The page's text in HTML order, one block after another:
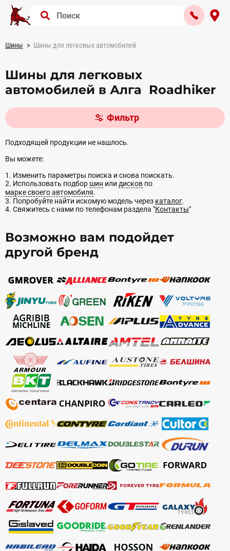
Шины Шины для легковых автомобилей
Шины для легковых
автомобилей в Алга Roadhiker
Фильтр
Подходящей продукции не нашлось.
Вы можете:
1. Изменить параметры поиска и снова поискать.
2. Использовать подбор шин или дисков по
марке своего автомобиля.
3. Попробуйте найти искомую модель через каталог.
4. Свяжитесь с нами по телефонам раздела "Контакты"
Возможно вам подойдет
другой бренд